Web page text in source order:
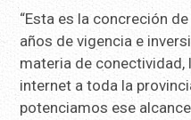
“Esta es la concreción
años de vigencia e
materia de conectividad,
internet a toda la
potenciamos ese